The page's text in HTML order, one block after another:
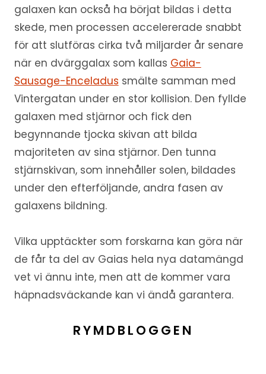
galaxen kan också ha börjat bildas i detta
skede, men processen accelererade snabbt
för att slutföras cirka två miljarder år senare
när en dvärggalax som kallas Gaia-
Sausage-Enceladus smälte samman med
Vintergatan under en stor kollision. Den fyllde
galaxen med stjärnor och fick den
begynnande tjocka skivan att bilda
majoriteten av sina stjärnor. Den tunna
stjärnskivan, som innehåller solen, bildades
under den efterföljande, andra fasen av
galaxens bildning.
Vilka upptäckter som forskarna kan göra när
de får ta del av Gaias hela nya datamängd
vet vi ännu inte, men att de kommer vara
häpnadsväckande kan vi ändå garantera.
RYMDBLOGGEN